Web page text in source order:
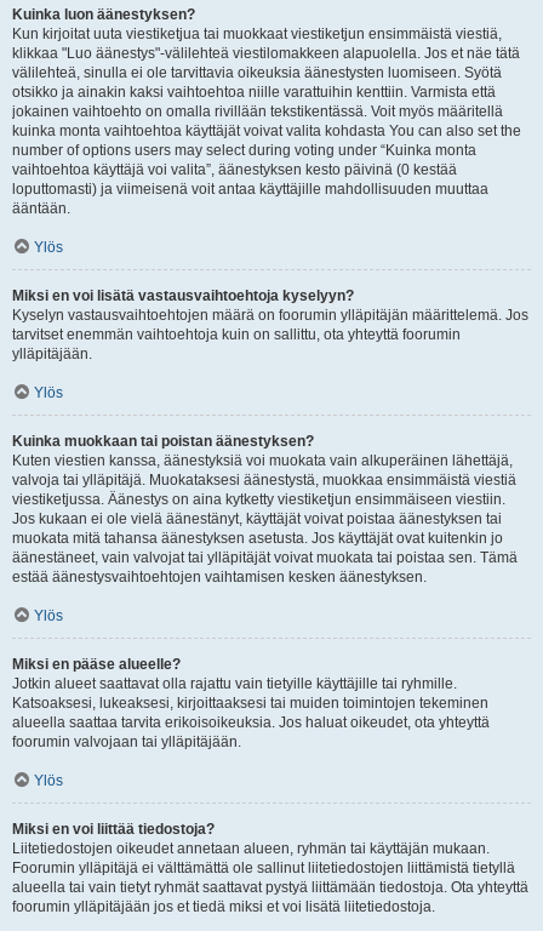
Kuinka luon äänestyksen?
Kun kirjoitat uuta viestiketjua tai muokkaat viestiketjun ensimmäistä viestiä,
klikkaa "Luo äänestys"-välilehteä viestilomakkeen alapuolella. Jos et näe tätä
välilehteä, sinulla ei ole tarvittavia oikeuksia äänestysten luomiseen. Syötä
otsikko ja ainakin kaksi vaihtoehtoa niille varattuihin kenttiin. Varmista että
jokainen vaihtoehto on omalla rivillään tekstikentässä. Voit myös määritellä
kuinka monta vaihtoehtoa käyttäjät voivat valita kohdasta You can also set the
number of options users may select during voting under “Kuinka monta
vaihtoehtoa käyttäjä voi valita”, äänestyksen kesto päivinä (0 kestää
loputtomasti) ja viimeisenä voit antaa käyttäjille mahdollisuuden muuttaa
ääntään.
Ylös
Miksi en voi lisätä vastausvaihtoehtoja kyselyyn?
Kyselyn vastausvaihtoehtojen määrä on foorumin ylläpitäjän määrittelemä. Jos
tarvitset enemmän vaihtoehtoja kuin on sallittu, ota yhteyttä foorumin
ylläpitäjään.
Ylös
Kuinka muokkaan tai poistan äänestyksen?
Kuten viestien kanssa, äänestyksiä voi muokata vain alkuperäinen lähettäjä,
valvoja tai ylläpitäjä. Muokataksesi äänestystä, muokkaa ensimmäistä viestiä
viestiketjussa. Äänestys on aina kytketty viestiketjun ensimmäiseen viestiin.
Jos kukaan ei ole vielä äänestänyt, käyttäjät voivat poistaa äänestyksen tai
muokata mitä tahansa äänestyksen asetusta. Jos käyttäjät ovat kuitenkin jo
äänestäneet, vain valvojat tai ylläpitäjät voivat muokata tai poistaa sen. Tämä
estää äänestysvaihtoehtojen vaihtamisen kesken äänestyksen.
Ylös
Miksi en pääse alueelle?
Jotkin alueet saattavat olla rajattu vain tietyille käyttäjille tai ryhmille.
Katsoaksesi, lukeaksesi, kirjoittaaksesi tai muiden toimintojen tekeminen
alueella saattaa tarvita erikoisoikeuksia. Jos haluat oikeudet, ota yhteyttä
foorumin valvojaan tai ylläpitäjään.
Ylös
Miksi en voi liittää tiedostoja?
Liitetiedostojen oikeudet annetaan alueen, ryhmän tai käyttäjän mukaan.
Foorumin ylläpitäjä ei välttämättä ole sallinut liitetiedostojen liittämistä tietyllä
alueella tai vain tietyt ryhmät saattavat pystyä liittämään tiedostoja. Ota yhteyttä
foorumin ylläpitäjään jos et tiedä miksi et voi lisätä liitetiedostoja.